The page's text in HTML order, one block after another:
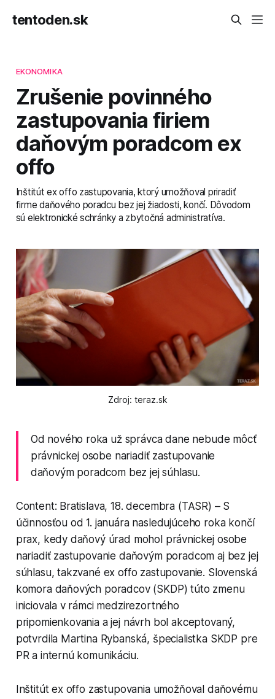
tentoden.sk
EKONOMIKA
Zrušenie povinného
zastupovania firiem
daňovým poradcom ex
offo
Inštitút ex offo zastupovania, ktorý umožňoval priradiť
firme daňového poradcu bez jej žiadosti, končí. Dôvodom
sú elektronické schránky a zbytočná administratíva.
Zdroj: teraz.sk
Od nového roka už správca dane nebude môcť
právnickej osobe nariadiť zastupovanie
daňovým poradcom bez jej súhlasu.
Content: Bratislava, 18. decembra (TASR) – S
účinnosťou od 1. januára nasledujúceho roka končí
prax, kedy daňový úrad mohol právnickej osobe
nariadiť zastupovanie daňovým poradcom aj bez jej
súhlasu, takzvané ex offo zastupovanie. Slovenská
komora daňových poradcov (SKDP) túto zmenu
iniciovala v rámci medzirezortného
pripomienkovania a jej návrh bol akceptovaný,
potvrdila Martina Rybanská, špecialistka SKDP pre
PR a internú komunikáciu.
Inštitút ex offo zastupovania umožňoval daňovému